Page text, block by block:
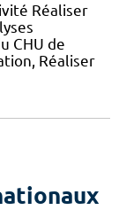
Réaliser
CHU de
Réaliser